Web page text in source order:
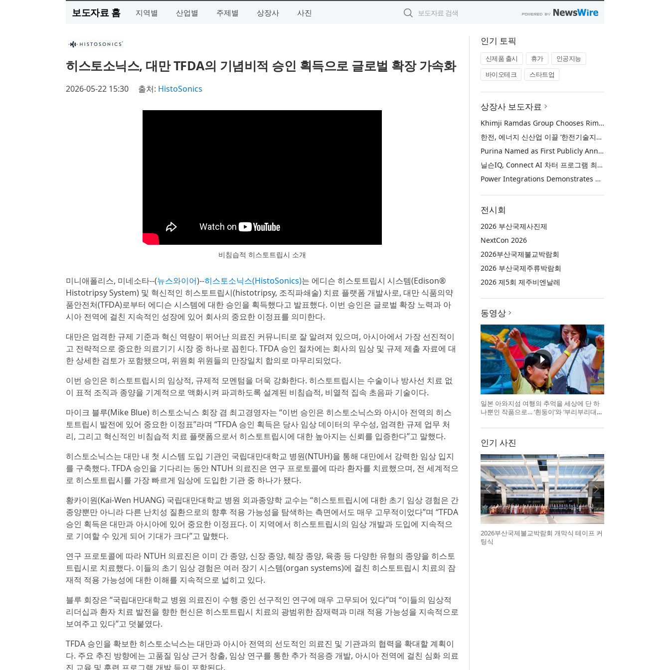
보도자료 홈 지역별 산업별 주제별 상장사 사진
히스토소닉스, 대만 TFDA의 기념비적 승인 획득으로 글로벌 확장 가속화
2026-05-22 15:30 출처: HistoSonics
비침습적 히스토트립시 소개
미니애폴리스, 미네소타--(뉴스와이어)--히스토소닉스(HistoSonics)는 에디슨 히스토트립시 시스템(Edison®
Histotripsy System) 및 혁신적인 히스토트립시(histotripsy, 조직파쇄술) 치료 플랫폼 개발사로, 대만 식품의약
품안전처(TFDA)로부터 에디슨 시스템에 대한 승인을 획득했다고 발표했다. 이번 승인은 글로벌 확장 노력과 아
시아 전역에 걸친 지속적인 성장에 있어 회사의 중요한 이정표를 의미한다.
대만은 엄격한 규제 기준과 혁신 역량이 뛰어난 의료진 커뮤니티로 잘 알려져 있으며, 아시아에서 가장 선진적이
고 전략적으로 중요한 의료기기 시장 중 하나로 꼽힌다. TFDA 승인 절차에는 회사의 임상 및 규제 제출 자료에 대
한 상세한 검토가 포함됐으며, 위원회 위원들의 만장일치 합의로 마무리되었다.
이번 승인은 히스토트립시의 임상적, 규제적 모멘텀을 더욱 강화한다. 히스토트립시는 수술이나 방사선 치료 없
이 표적 조직과 종양을 기계적으로 액화시켜 파괴하도록 설계된 비침습적, 비열적 집속 초음파 기술이다.
마이크 블루(Mike Blue) 히스토소닉스 회장 겸 최고경영자는 “이번 승인은 히스토소닉스와 아시아 전역의 히스
토트립시 발전에 있어 중요한 이정표”라며 “TFDA 승인 획득은 당사 임상 데이터의 우수성, 엄격한 규제 업무 처
리, 그리고 혁신적인 비침습적 치료 플랫폼으로서 히스토트립시에 대한 높아지는 신뢰를 입증한다”고 말했다.
히스토소닉스는 대만 내 첫 시스템 도입 기관인 국립대만대학교 병원(NTUH)을 통해 대만에서 강력한 임상 입지
를 구축했다. TFDA 승인을 기다리는 동안 NTUH 의료진은 연구 프로토콜에 따라 환자를 치료했으며, 전 세계적으
로 히스토트립시를 가장 빠르게 임상에 도입한 기관 중 하나가 됐다.
황카이원(Kai-Wen HUANG) 국립대만대학교 병원 외과종양학 교수는 “히스토트립시에 대한 초기 임상 경험은 간
종양뿐만 아니라 다른 난치성 질환으로의 향후 적용 가능성을 탐색하는 측면에서도 매우 고무적이었다”며 “TFDA
승인 획득은 대만과 아시아에 있어 중요한 이정표다. 이 지역에서 히스토트립시의 임상 개발과 도입에 지속적으
로 기여할 수 있게 되어 기대가 크다”고 말했다.
연구 프로토콜에 따라 NTUH 의료진은 이미 간 종양, 신장 종양, 췌장 종양, 육종 등 다양한 유형의 종양을 히스토
트립시로 치료했다. 이들의 초기 임상 경험은 여러 장기 시스템(organ systems)에 걸친 히스토트립시 치료의 잠
재적 적용 가능성에 대한 이해를 지속적으로 넓히고 있다.
블루 회장은 “국립대만대학교 병원 의료진이 수행 중인 선구적인 연구에 매우 고무되어 있다”며 “이들의 임상적
리더십과 환자 치료 발전을 향한 헌신은 히스토트립시 치료의 광범위한 잠재력과 미래 적용 가능성을 지속적으로
보여주고 있다”고 덧붙였다.
TFDA 승인을 확보한 히스토소닉스는 대만과 아시아 전역의 선도적인 의료진 및 기관과의 협력을 확대할 계획이
다. 주요 추진 방향에는 고품질 임상 근거 창출, 임상 연구를 통한 추가 적응증 개발, 아시아 전역에 걸친 심화 의료
진 교육 및 훈련 프로그램 개발 등이 포함된다.
인기 토픽
신제품 출시 휴가
인공지능
바이오테크
스타트업
상장사 보도자료
Khimji Ramdas Group Chooses Rimini Street to Reduce SAP Support Costs, Protect 700+ Customizations and Reinvest Savings in Innovation
한전, 에너지 신산업 이끌 ‘한전기술지주’ 공식 출범
Purina Named as First Publicly Announced NIQ ConnectAI Charter Client
닐슨IQ, Connect AI 차터 프로그램 최초 고객사 ‘퓨리나’ 선정
Power Integrations Demonstrates World’s First 2200 V GaN Technology for Next-Era High-Voltage Power Systems
전시회
2026 부산국제사진제
NextCon 2026
2026부산국제불교박람회
2026 부산국제주류박람회
2026 제5회 제주비엔날레
동영상
일본 아와지섬 여행의 추억을 세상에 단 하
나뿐인 작품으로… ‘흰둥이’와 ‘부리부리대마
인기 사진
2026부산국제불교박람회 개막식 테이프 커
팅식